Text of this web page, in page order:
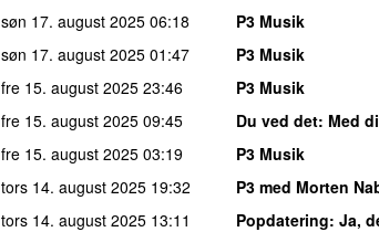
søn 17. august 2025 06:18
P3 Musik
søn 17. august 2025 01:47
P3 Musik
fre 15. august 2025 23:46
P3 Musik
fre 15. august 2025 09:45 Du ved det: Med
fre 15. august 2025 03:19
P3 Musik
tors 14. august 2025 19:32
P3 med Morten
tors 14. august 2025 13:11 Popdatering: Ja,